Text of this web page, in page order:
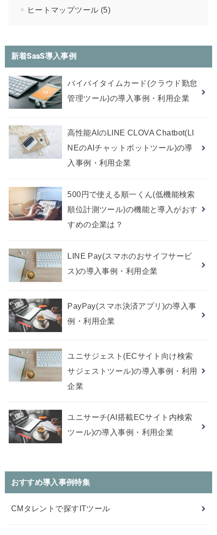
ヒートマップツール (5)
新着SaaS導入事例
バイバイタイムカード(クラウド勤怠
管理ツール)の導入事例・利用企業
高性能AIのLINE CLOVA Chatbot(LI
NEのAIチャットボットツール)の導
入事例・利用企業
500円で使える順一くん(低機能検索
順位計測ツール)の機能と導入がおす
すめの企業は？
LINE Pay(スマホのおサイフサービ
ス)の導入事例・利用企業
PayPay(スマホ決済アプリ)の導入事
例・利用企業
ユニサジェスト(ECサイト向け検索
サジェストツール)の導入事例・利用
企業
ユニサーチ(AI搭載ECサイト内検索
ツール)の導入事例・利用企業
おすすめ導入事例特集
CMタレントで探すITツール